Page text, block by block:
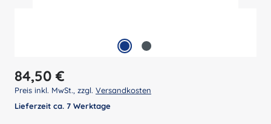
Regulärer Preis:
84,50 €
Preis inkl. MwSt., zzgl. Versandkosten
Lieferzeit ca. 7 Werktage